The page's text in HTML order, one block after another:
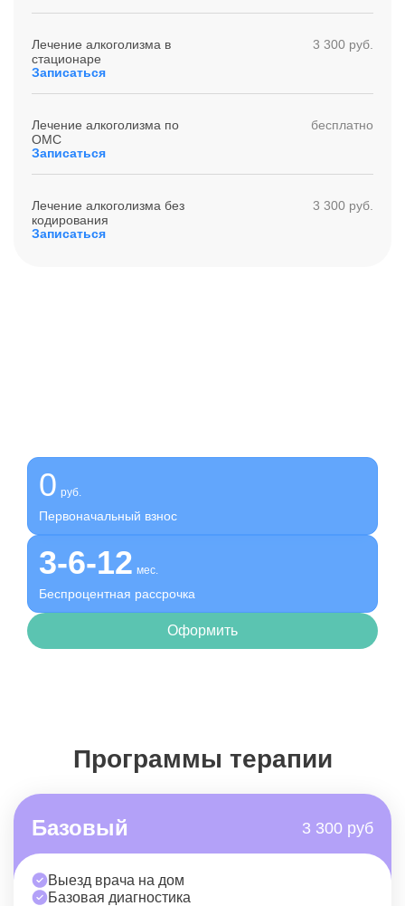
Лечение алкоголизма в
стационаре
3 300 руб.
Записаться
Лечение алкоголизма по
ОМС
бесплатно
Записаться
Лечение алкоголизма без
кодирования
3 300 руб.
Записаться
0 руб.
Первоначальный взнос
3-6-12 мес.
Беспроцентная рассрочка
Оформить
Программы терапии
Базовый 3 300 руб
Выезд врача на дом
Базовая диагностика